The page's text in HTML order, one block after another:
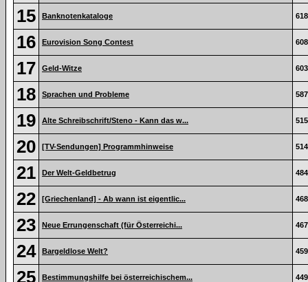
15 Banknotenkataloge
16 Eurovision Song Contest
17 Geld-Witze
18 Sprachen und Probleme
19 Alte Schreibschrift/Steno - Kann das w...
20 [TV-Sendungen] Programmhinweise
21 Der Welt-Geldbetrug
22 [Griechenland] - Ab wann ist eigentlic...
23 Neue Errungenschaft (für Österreichi...
24 Bargeldlose Welt?
25 Bestimmungshilfe bei österreichischem...